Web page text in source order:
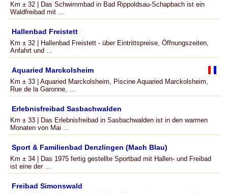
Km ± 32 | Das Schwimmbad in Bad Rippoldsau-Schapbach ist ein
Waldfreibad mit ...
Hallenbad Freistett
Km ± 32 | Hallenbad Freistett - über Eintrittspreise, Öffnungszeiten,
Anfahrt und ...
Aquaried Marckolsheim
Km ± 33 | Aquaried Marckolsheim, Piscine Aquaried Marckolsheim,
Rue de la Garonne, ...
Erlebnisfreibad Sasbachwalden
Km ± 33 | Das Erlebnisfreibad in Sasbachwalden ist in den warmen
Monaten von Mai ...
Sport & Familienbad Denzlingen (Mach Blau)
Km ± 34 | Das 1975 fertig gestellte Sportbad mit Hallen- und Freibad
ist eine der ...
Freibad Simonswald